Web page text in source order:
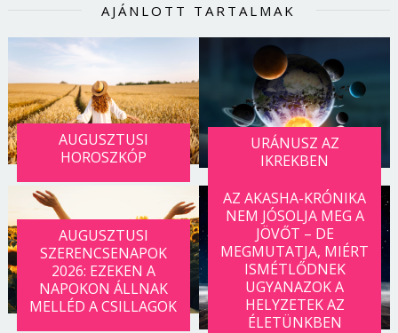
AJÁNLOTT TARTALMAK
AUGUSZTUSI
HOROSZKÓP
URÁNUSZ AZ
IKREKBEN
AUGUSZTUSI
SZERENCSENAPOK
2026: EZEKEN A
NAPOKON ÁLLNAK
MELLÉD A CSILLAGOK
AZ AKASHA-KRÓNIKA
NEM JÓSOLJA MEG A
JÖVŐT – DE
MEGMUTATJA, MIÉRT
ISMÉTLŐDNEK
UGYANAZOK A
HELYZETEK AZ
ÉLETÜNKBEN